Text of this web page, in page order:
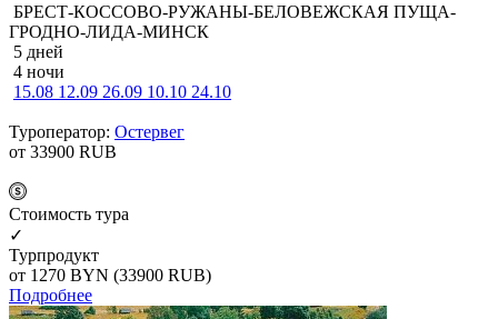
БРЕСТ-КОССОВО-РУЖАНЫ-БЕЛОВЕЖСКАЯ ПУЩА-
ГРОДНО-ЛИДА-МИНСК
5 дней
4 ночи
15.08 12.09 26.09 10.10 24.10
Туроператор: Остервег
от 33900 RUB
Cтоимость тура
✓
Турпродукт
от 1270 BYN (33900 RUB)
Подробнее